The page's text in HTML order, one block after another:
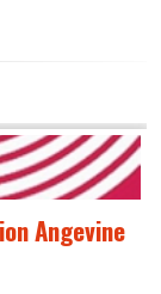
Angevine